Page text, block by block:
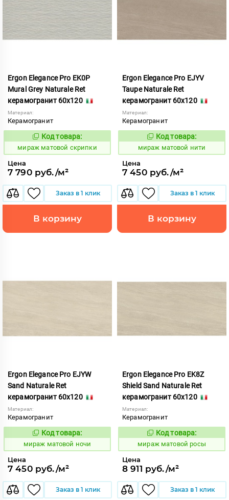
Ergon Elegance Pro EK0P
Mural Grey Naturale Ret
керамогранит 60x120
Материал:
Керамогранит
991092
Код товара:
мираж матовой скрипки
Цена
7 790 руб./м²
Заказ в 1 клик
В корзину
Ergon Elegance Pro EJYV
Taupe Naturale Ret
керамогранит 60x120
Материал:
Керамогранит
991060
Код товара:
мираж матовой нити
Цена
7 450 руб./м²
Заказ в 1 клик
В корзину
Ergon Elegance Pro EJYW
Sand Naturale Ret
керамогранит 60x120
Материал:
Керамогранит
991061
Код товара:
мираж матовой ночи
Цена
7 450 руб./м²
Заказ в 1 клик
Ergon Elegance Pro EK8Z
Shield Sand Naturale Ret
керамогранит 60x120
Материал:
Керамогранит
991082
Код товара:
мираж матовой росы
Цена
8 911 руб./м²
Заказ в 1 клик